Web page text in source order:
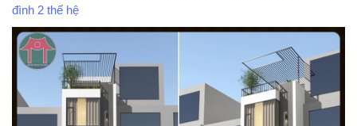
đình 2 thế hệ